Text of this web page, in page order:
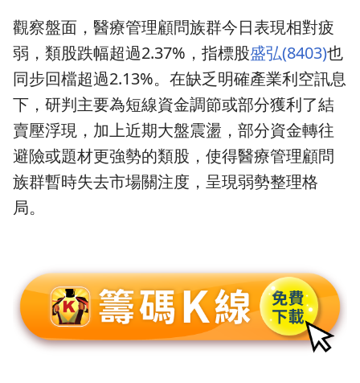
觀察盤面，醫療管理顧問族群今日表現相對疲
弱，類股跌幅超過2.37%，指標股盛弘(8403)也
同步回檔超過2.13%。在缺乏明確產業利空訊息
下，研判主要為短線資金調節或部分獲利了結
賣壓浮現，加上近期大盤震盪，部分資金轉往
避險或題材更強勢的類股，使得醫療管理顧問
族群暫時失去市場關注度，呈現弱勢整理格
局。